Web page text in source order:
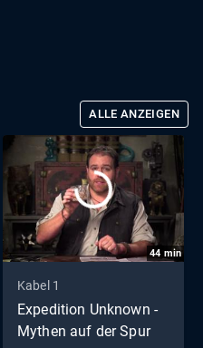
ALLE ANZEIGEN
44 min
Kabel 1
Expedition Unknown -
Mythen auf der Spur